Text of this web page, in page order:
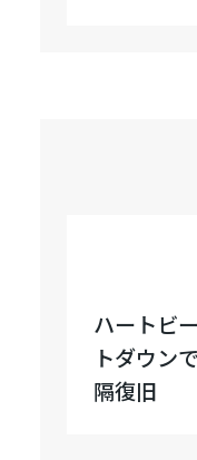
ハートビ
トダウン
隔復旧